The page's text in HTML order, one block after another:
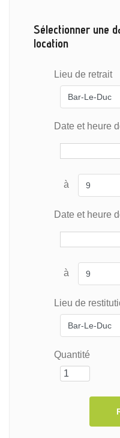
Sélectionner une
location
Lieu de retrait
Date et heure
à
Date et heure
à
Lieu de
Quantité